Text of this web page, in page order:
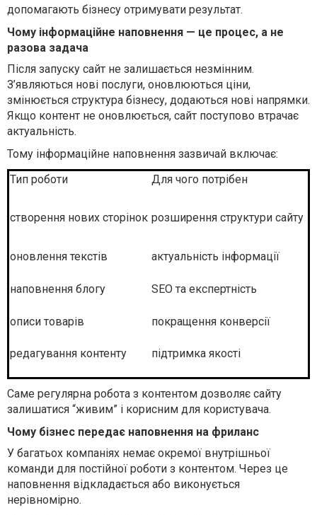
допомагають бізнесу отримувати результат.
Чому інформаційне наповнення — це процес, а не
разова задача
Після запуску сайт не залишається незмінним.
З’являються нові послуги, оновлюються ціни,
змінюється структура бізнесу, додаються нові напрямки.
Якщо контент не оновлюється, сайт поступово втрачає
актуальність.
Тому інформаційне наповнення зазвичай включає:
Тип роботи
Для чого потрібен
створення нових сторінок розширення структури сайту
оновлення текстів актуальність інформації
наповнення блогу SEO та експертність
описи товарів покращення конверсії
редагування контенту підтримка якості
Саме регулярна робота з контентом дозволяє сайту
залишатися “живим” і корисним для користувача.
Чому бізнес передає наповнення на фриланс
У багатьох компаніях немає окремої внутрішньої
команди для постійної роботи з контентом. Через це
наповнення відкладається або виконується
нерівномірно.